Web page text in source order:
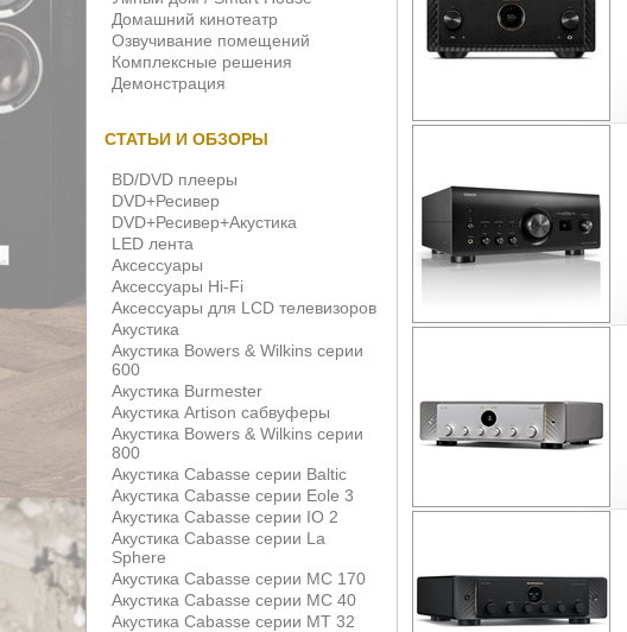
Домашний кинотеатр
Озвучивание помещений
Комплексные решения
Демонстрация
СТАТЬИ И ОБЗОРЫ
BD/DVD плееры
DVD+Ресивер
DVD+Ресивер+Акустика
LED лента
Аксессуары
Аксессуары Hi-Fi
Аксессуары для LCD телевизоров
Акустика
Акустика Bowers & Wilkins серии
600
Акустика Burmester
Акустика Artison сабвуферы
Акустика Bowers & Wilkins серии
800
Акустика Cabasse серии Baltic
Акустика Cabasse серии Eole 3
Акустика Cabasse серии IO 2
Акустика Cabasse серии La
Sphere
Акустика Cabasse серии MC 170
Акустика Cabasse серии MC 40
Акустика Cabasse серии MT 32